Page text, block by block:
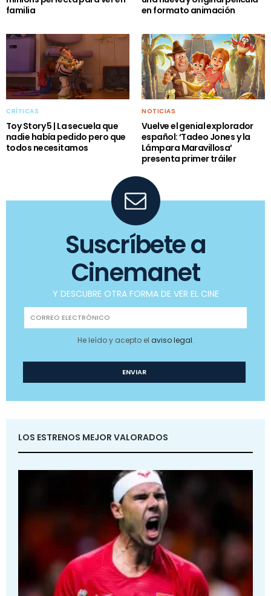
familia
en formato animación
CRÍTICAS
Toy Story 5 | La secuela que
nadie había pedido pero que
todos necesitamos
NOTICIAS
Vuelve el genial explorador
español: ‘Tadeo Jones y la
Lámpara Maravillosa’
presenta primer tráiler
Suscríbete a
Cinemanet
Y DESCUBRE OTRA FORMA DE VER EL CINE
He leído y acepto el aviso legal.
LOS ESTRENOS MEJOR VALORADOS